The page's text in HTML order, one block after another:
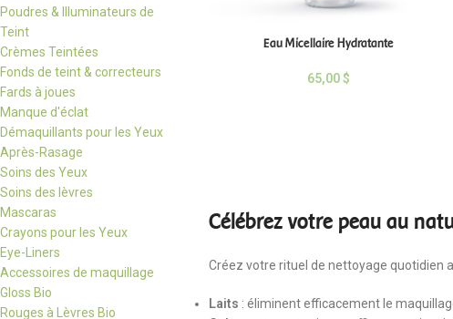
Poudres & Illuminateurs de
Teint
Crèmes Teintées
Fonds de teint & correcteurs
Fards à joues
Manque d'éclat
Démaquillants pour les Yeux
Après-Rasage
Soins des Yeux
Soins des lèvres
Mascaras
Crayons pour les Yeux
Eye-Liners
Accessoires de maquillage
Gloss Bio
Rouges à Lèvres Bio
Eau Micellaire Hydratante
65,00$
Célébrez votre peau au
Créez votre rituel de nettoyage quotidien
Laits : éliminent efficacement le